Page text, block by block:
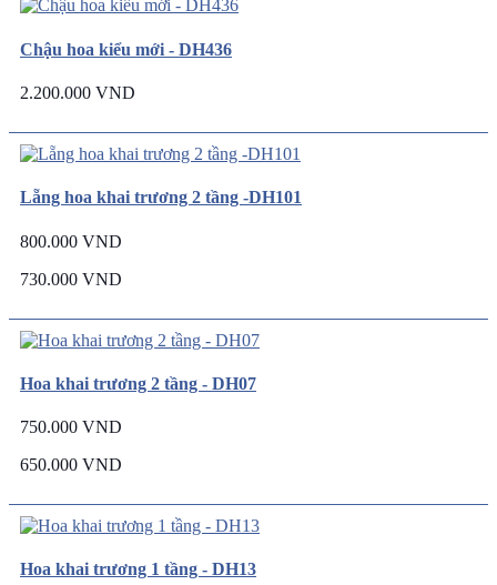
Chậu hoa kiểu mới - DH436
2.200.000 VND
Lẵng hoa khai trương 2 tầng -DH101
800.000 VND
730.000 VND
Hoa khai trương 2 tầng - DH07
750.000 VND
650.000 VND
Hoa khai trương 1 tầng - DH13